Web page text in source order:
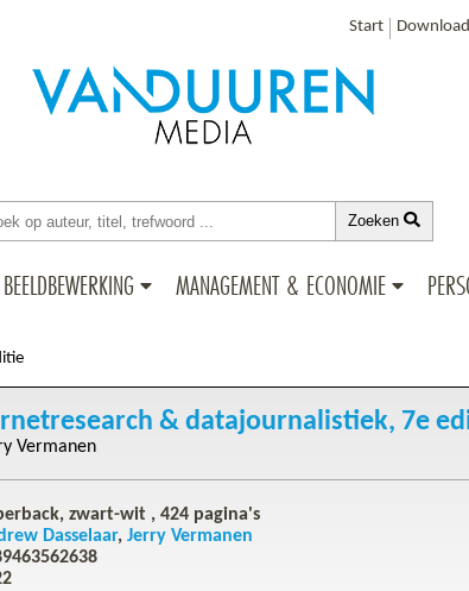
Start
Zoeken
MANAGEMENT & ECONOMIE
& datajournalistiek, 7e
Vermanen
zwart-wit , 424 pagina's
Dasselaar Jerry Vermanen